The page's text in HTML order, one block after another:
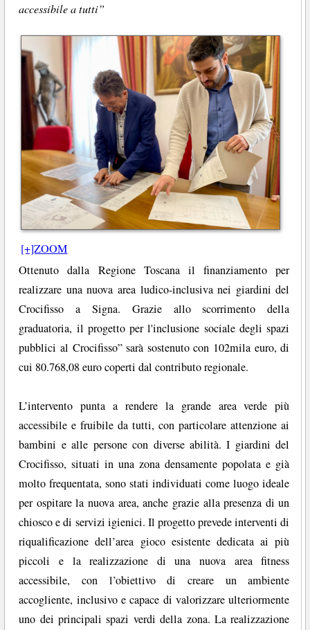
accessibile a tutti”
[+]ZOOM
Ottenuto dalla Regione Toscana il finanziamento per
realizzare una nuova area ludico-inclusiva nei giardini del
Crocifisso a Signa. Grazie allo scorrimento della
graduatoria, il progetto per l'inclusione sociale degli spazi
pubblici al Crocifisso” sarà sostenuto con 102mila euro, di
cui 80.768,08 euro coperti dal contributo regionale.
L’intervento punta a rendere la grande area verde più
accessibile e fruibile da tutti, con particolare attenzione ai
bambini e alle persone con diverse abilità. I giardini del
Crocifisso, situati in una zona densamente popolata e già
molto frequentata, sono stati individuati come luogo ideale
per ospitare la nuova area, anche grazie alla presenza di un
chiosco e di servizi igienici. Il progetto prevede interventi di
riqualificazione dell’area gioco esistente dedicata ai più
piccoli e la realizzazione di una nuova area fitness
accessibile, con l’obiettivo di creare un ambiente
accogliente, inclusivo e capace di valorizzare ulteriormente
uno dei principali spazi verdi della zona. La realizzazione